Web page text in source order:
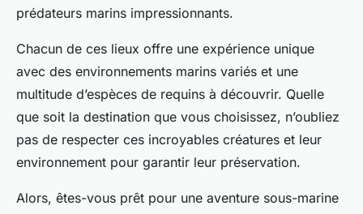
prédateurs marins impressionnants.
Chacun de ces lieux offre une expérience unique
avec des environnements marins variés et une
multitude d’espèces de requins à découvrir. Quelle
que soit la destination que vous choisissez, n’oubliez
pas de respecter ces incroyables créatures et leur
environnement pour garantir leur préservation.
Alors, êtes-vous prêt pour une aventure sous-marine